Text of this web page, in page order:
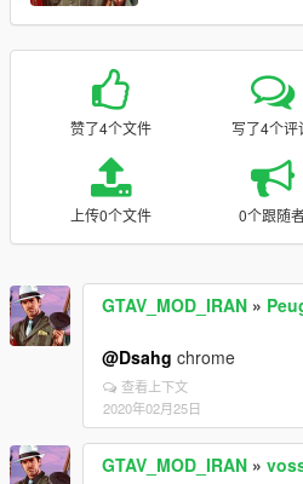
赞了4个文件 写了4个评
上传0个文件 0个跟随
GTAV_MOD_IRAN »
@Dsahg chrome
查看上下文
2020年02月25日
GTAV_MOD_IRAN »